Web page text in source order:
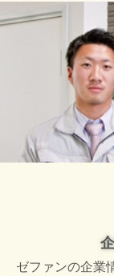
ゼファンの企業